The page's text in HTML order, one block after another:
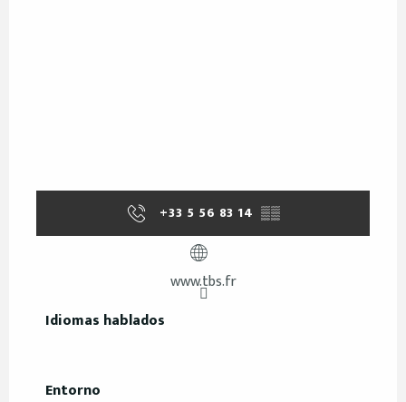
+33 5 56 83 14 ▒▒
www.tbs.fr
Idiomas hablados
Idiomas hablados
Entorno
Entorno